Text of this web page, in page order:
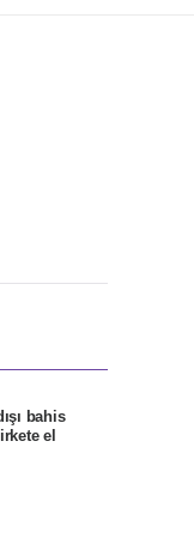
bahis
el